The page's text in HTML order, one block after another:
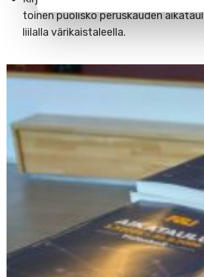
toinen puolisko peruskauden
liilalla värikaistaleella.